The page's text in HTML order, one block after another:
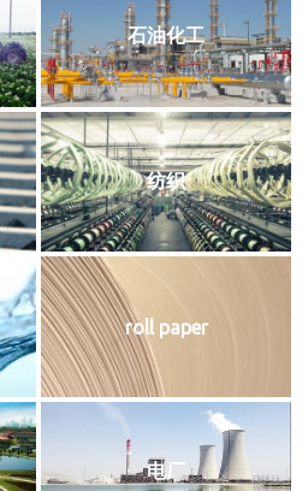
石油化工
纺织
roll paper
电厂